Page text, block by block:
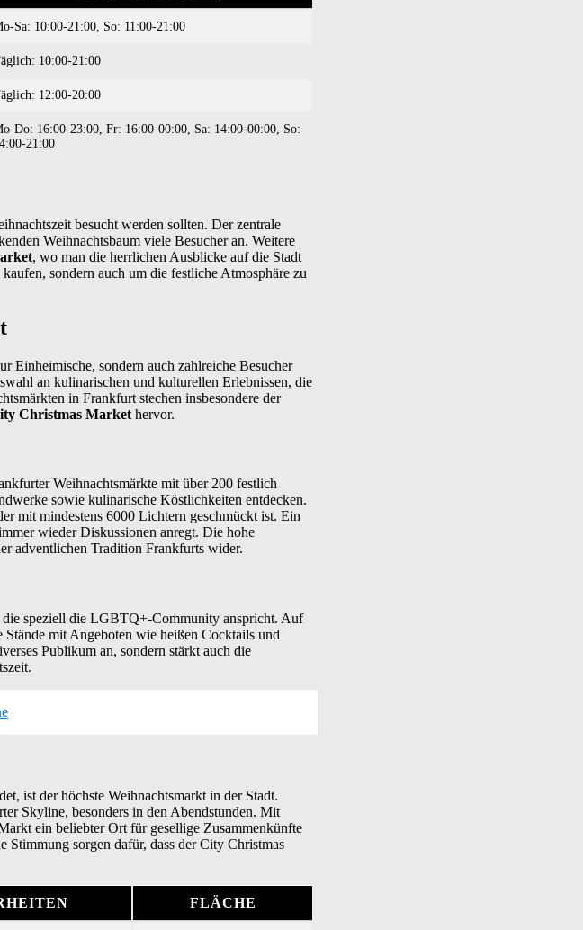
Sa: 10:00-21:00, So: 11:00-21:00
10:00-21:00
12:00-20:00
Do: 16:00-23:00, Fr: 16:00-00:00, Sa: 14:00-00:00, So:
21:00
besucht werden sollten. Der zentrale
Weihnachtsbaum viele Besucher an. Weitere
, wo man die herrlichen Ausblicke auf die Stadt
sondern auch um die festliche Atmosphäre zu
Einheimische, sondern auch zahlreiche Besucher
an kulinarischen und kulturellen Erlebnissen, die
in Frankfurt stechen insbesondere der
Christmas Market hervor.
Weihnachtsmärkte mit über 200 festlich
sowie kulinarische Köstlichkeiten entdecken.
mit mindestens 6000 Lichtern geschmückt ist. Ein
wieder Diskussionen anregt. Die hohe
adventlichen Tradition Frankfurts wider.
die speziell die LGBTQ+-Community anspricht. Auf
mit Angeboten wie heißen Cocktails und
Publikum an, sondern stärkt auch die
ist der höchste Weihnachtsmarkt in der Stadt.
Skyline, besonders in den Abendstunden. Mit
ein beliebter Ort für gesellige Zusammenkünfte
Stimmung sorgen dafür, dass der City Christmas
FLÄCHE